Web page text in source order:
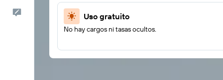
Comentarios Uso gratuito
No hay cargos ni tasas ocultos.